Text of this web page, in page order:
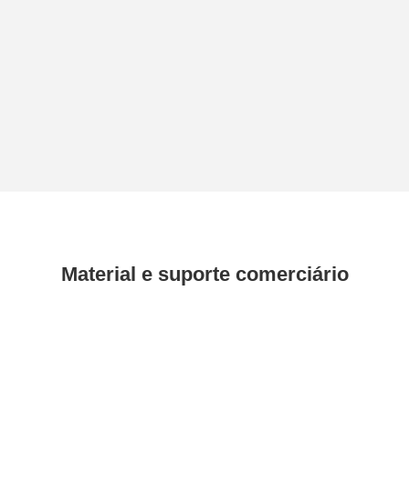
Material e suporte comerciário